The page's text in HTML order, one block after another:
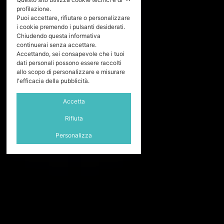
profilazione.
Puoi accettare, rifiutare o personalizzare
i cookie premendo i pulsanti desiderati.
Chiudendo questa informativa
continuerai senza accettare.
Accettando, sei consapevole che i tuoi
dati personali possono essere raccolti
allo scopo di personalizzare e misurare
l'efficacia della pubblicità.
Accetta
Rifiuta
Personalizza